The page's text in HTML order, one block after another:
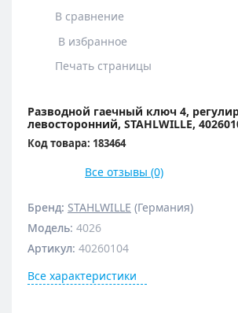
В сравнение
В избранное
Печать страницы
Разводной гаечный ключ 4,
левосторонний, STAHLWILLE,
Код товара: 183464
Все отзывы (0)
Бренд: STAHLWILLE (Германия)
Модель: 4026
Артикул: 40260104
Все характеристики